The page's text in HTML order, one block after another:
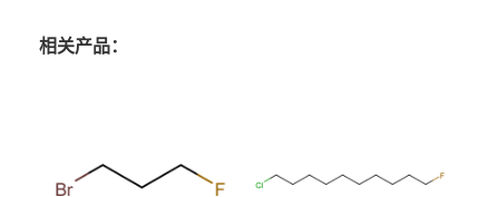
相关产品：